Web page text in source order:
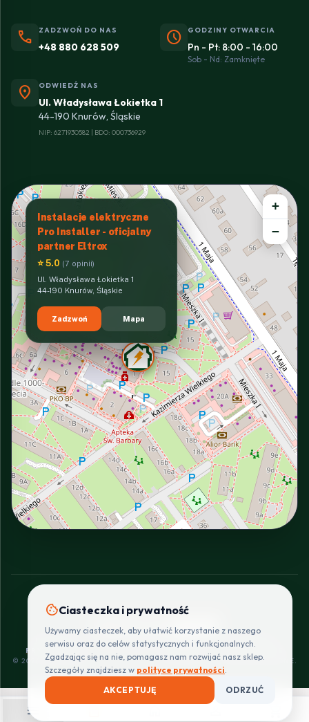
menu
phone ZADZWOŃ DO NAS
+48 880 628 509 schedule GODZINY OTWARCIA
Pn - Pt: 8:00 - 16:00
Sob - Nd: Zamknięte
location_on ODWIEDŹ NAS
Ul. Władysława Łokietka 1
44-190 Knurów, Śląskie
NIP: 6271930582 | BDO: 000736929
Instalacje elektryczne
Pro Installer - oficjalny
partner Eltrox
⭐ 5.0 (7 opinii)
Ul. Władysława Łokietka 1
44-190 Knurów, Śląskie
Zadzwoń Mapa
+
−
INTERACTIVE VIEW
SZYBKIE I BEZPIECZNE PŁATNOŚCI
POLITYKA
PRYWATNOŚCI
REGULAMIN
CENNIK
DOSTAW
ZWROTY I
REKLAMACJE
© 2026 PROINSTALLER.PL - KNURÓW. WSZYSTKIE PRAWA ZASTRZEŻONE.
cookieCiasteczka i prywatność
Używamy ciasteczek, aby ułatwić korzystanie z naszego
serwisu oraz do celów statystycznych i funkcjonalnych.
Zgadzając się na nie, pomagasz nam rozwijać nasz sklep.
Szczegóły znajdziesz w polityce prywatności.
AKCEPTUJĘ
ODRZUĆ